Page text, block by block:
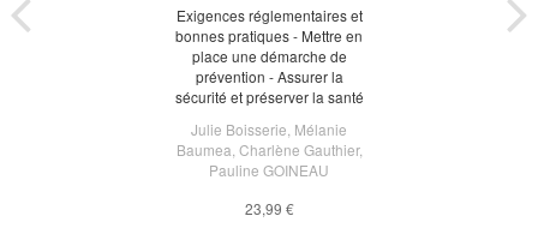
Exigences réglementaires et
bonnes pratiques - Mettre en
place une démarche de
prévention - Assurer la
sécurité et préserver la santé
Julie Boisserie Mélanie
Baumea Charlène Gauthier,
Pauline GOINEAU
23,99 €